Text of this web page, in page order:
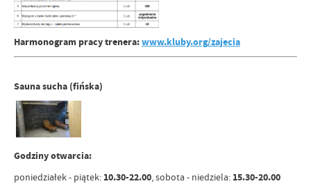
Harmonogram pracy trenera:www.kluby.org/zajecia
Sauna sucha (fińska)
Godziny otwarcia:
poniedziałek - piątek: 10.30-22.00 , sobota - niedziela: 15.30-20.00